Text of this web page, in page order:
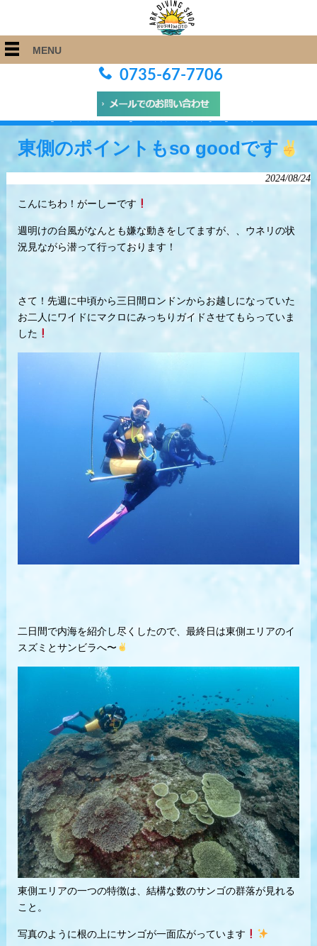
MENU
0735-67-7706
ARK Diving Shop 串本店 > Blog > 東側のポイントもso goodです
東側のポイントもso goodです
2024/08/24
こんにちわ！がーしーです
週明けの台風がなんとも嫌な動きをしてますが、、ウネリの状
況見ながら潜って行っております！
さて！先週に中頃から三日間ロンドンからお越しになっていた
お二人にワイドにマクロにみっちりガイドさせてもらっていま
した
二日間で内海を紹介し尽くしたので、最終日は東側エリアのイ
スズミとサンビラへ〜
東側エリアの一つの特徴は、結構な数のサンゴの群落が見れる
こと。
写真のように根の上にサンゴが一面広がっています